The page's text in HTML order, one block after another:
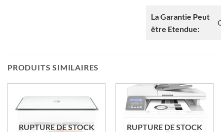
La Garantie Peut
être Etendue:
PRODUITS SIMILAIRES
RUPTURE DE STOCK RUPTURE DE STOCK